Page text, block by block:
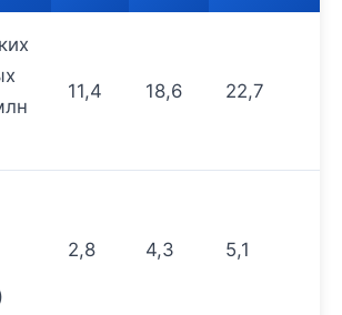
11,4 18,6 22,7
2,8 4,3 5,1